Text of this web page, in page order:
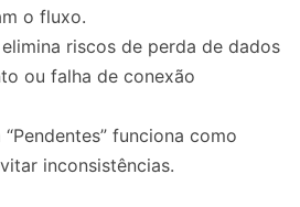
o fluxo.
elimina riscos de perda de dados
ou falha de conexão
“Pendentes” funciona como
inconsistências.